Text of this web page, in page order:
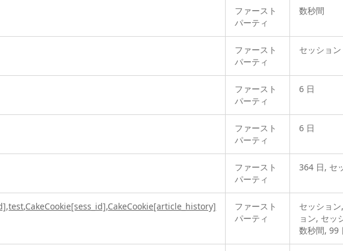
ファースト
パーティ
数秒間
ファースト
パーティ
セッション
ファースト
パーティ
6 日
ファースト
パーティ
6 日
ファースト
パーティ
364 日, セ
,test,CakeCookie[sess_id],CakeCookie[article_history]
ファースト
パーティ
セッショ
ョン, セッ
数秒間, 99